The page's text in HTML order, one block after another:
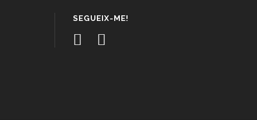
SEGUEIX-ME!